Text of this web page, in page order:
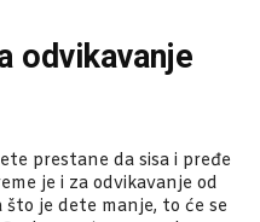
odvikavanje
prestane da sisa i pređe
je i za odvikavanje od
što je dete manje, to će se